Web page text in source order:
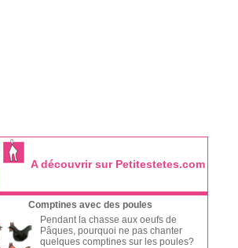
A découvrir sur Petitestetes.com
Comptines avec des poules
Pendant la chasse aux oeufs de
Pâques, pourquoi ne pas chanter
quelques comptines sur les poules?